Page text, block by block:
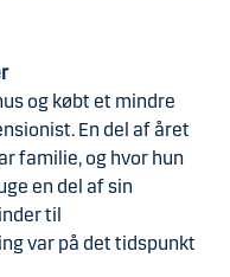
og købt et mindre
En del af året
familie, og hvor hun
en del af sin
til
var på det tidspunkt